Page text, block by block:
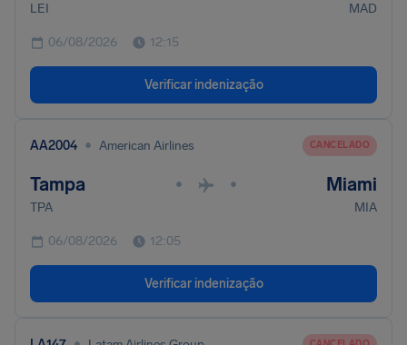
LEI MAD
06/08/2026 12:15
Verificar indenização
AA2004 • American Airlines CANCELADO
Tampa • • Miami
TPA MIA
06/08/2026 12:05
Verificar indenização